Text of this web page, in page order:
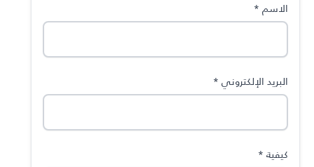
الاسم *
البريد الإلكتروني *
كيفية *